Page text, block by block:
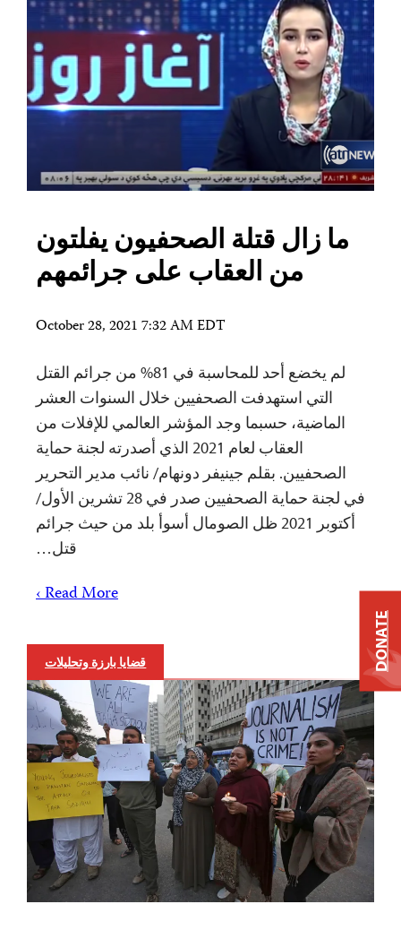
ما زال قتلة الصحفيون يفلتون
من العقاب على جرائمهم
October 28, 2021 7:32 AM EDT
لم يخضع أحد للمحاسبة في 81% من جرائم القتل
التي استهدفت الصحفيين خلال السنوات العشر
الماضية، حسبما وجد المؤشر العالمي للإفلات من
العقاب لعام 2021 الذي أصدرته لجنة حماية
الصحفيين. بقلم جينيفر دونهام/ نائب مدير التحرير
في لجنة حماية الصحفيين صدر في 28 تشرين الأول/
أكتوبر 2021 ظل الصومال أسوأ بلد من حيث جرائم
قتل…
Read More ›
قضايا بارزة وتحليلات DONATE